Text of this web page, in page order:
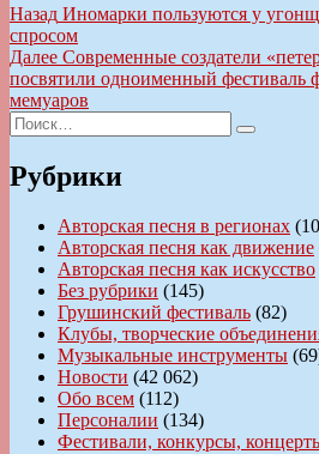
Навигация
по
записям
Назад Предыдущая
запись:
Иномарки пользуются у
спросом
Далее Следующая
запись:
Современные создатели
посвятили одноименный фестиваль
мемуаров
Искать:
Поиск
Рубрики
Авторская песня в регионах
Авторская песня как движение
Авторская песня как искусство
Без рубрики (145)
Грушинский фестиваль (82)
Клубы, творческие
Музыкальные инструменты
Новости (42 062)
Обо всем (112)
Персоналии (134)
Фестивали, конкурсы,